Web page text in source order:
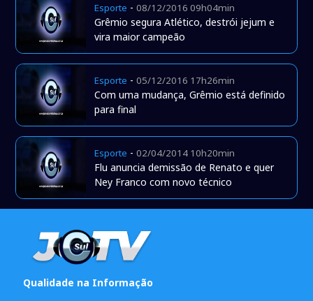
Esporte -08/12/2016 09h04min
Grêmio segura Atlético, destrói jejum e
vira maior campeão
Esporte -05/12/2016 17h26min
Com uma mudança, Grêmio está definido
para final
Esporte -02/04/2014 10h20min
Flu anuncia demissão de Renato e quer
Ney Franco com novo técnico
Qualidade na Informação